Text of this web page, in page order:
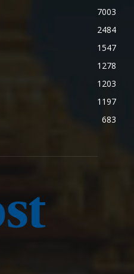
7003
2484
1547
1278
1203
1197
683